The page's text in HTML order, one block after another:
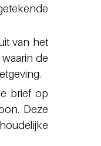
van het
de
brief op
Deze